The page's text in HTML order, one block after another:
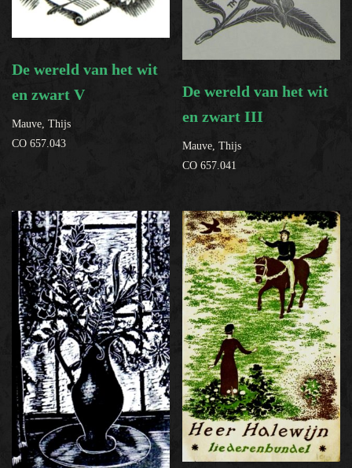
De wereld van het wit
en zwart V
Mauve, Thijs
CO 657.043
De wereld van het wit
en zwart III
Mauve, Thijs
CO 657.041
bloemen / planten
Filter op soort object
Samenstelling collectie